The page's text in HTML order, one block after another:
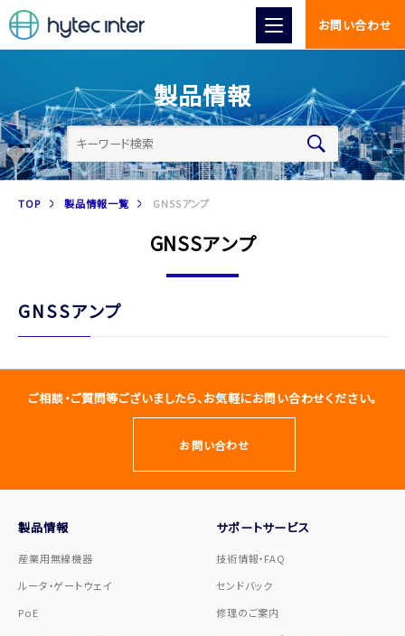
お問い合わせ
製品情報
TOP 製品情報一覧 GNSSアンプ
GNSSアンプ
GNSSアンプ
ご相談・ご質問等ございましたら、お気軽にお問い合わせください。
お問い合わせ
製品情報
産業用無線機器
ルータ・ゲートウェイ
PoE
サポートサービス
技術情報・FAQ
センドバック
修理のご案内